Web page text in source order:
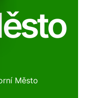
Město